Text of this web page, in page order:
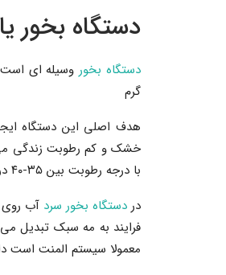
دستگاه بخور
دستگاه بخور
گرم
هدف اصلی این دستگاه
خشک و کم رطوبت زندگی می
با درجه رطوبت بین ۳۵-۴۰ درصد می باشد و تامین این رطوبت منافع بسیار زیادی علی الخصوص بر سیستم تنفسی دارد.
دردستگاه بخور سرد آب روی
فرایند به مه سبک تبدیل
معمولا سیستم المنت است